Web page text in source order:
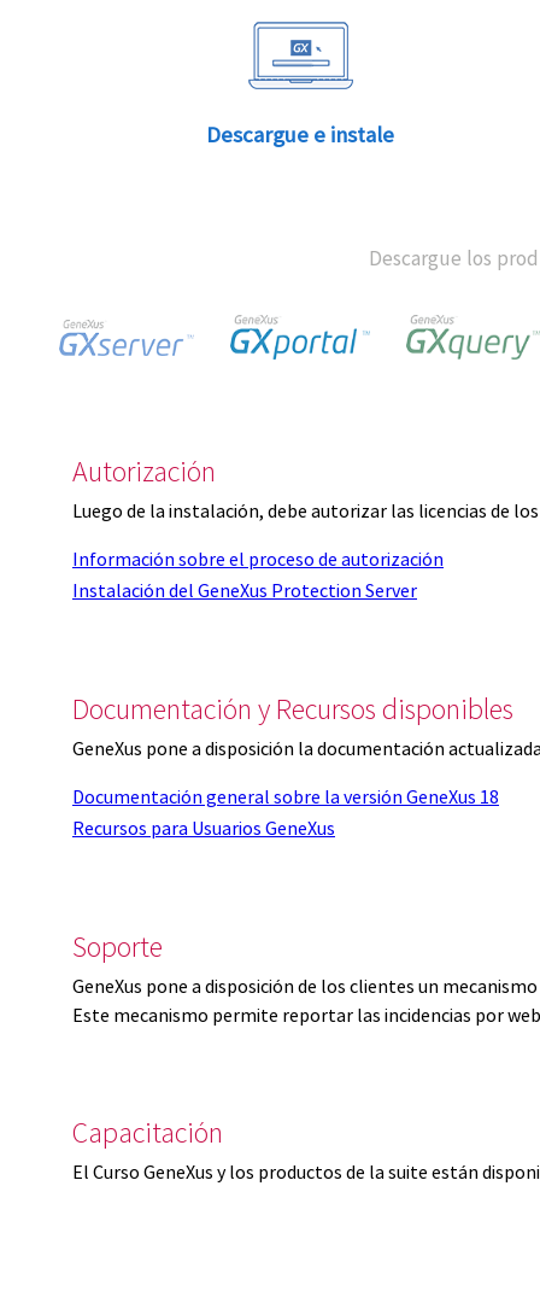
Descargue e instale
Descargue los
Autorización
Luego de la instalación, debe autorizar las licencias de
Información sobre el proceso de autorización
Instalación del GeneXus Protection Server
Documentación y Recursos disponibles
GeneXus pone a disposición la documentación
Documentación general sobre la versión GeneXus 18
Recursos para Usuarios GeneXus
Soporte
GeneXus pone a disposición de los clientes un
Este mecanismo permite reportar las incidencias por
Capacitación
El Curso GeneXus y los productos de la suite están